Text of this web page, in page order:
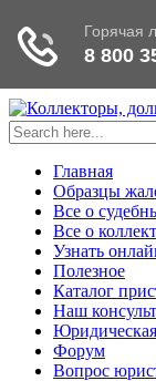
Главная
Образцы
Все о
Все о
Узнать
Полезное
Каталог
Наш
Форум
Вопрос